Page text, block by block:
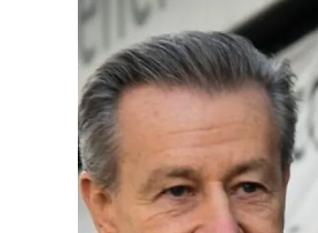
b
o
k
p
p
t
e
r
d
I
n